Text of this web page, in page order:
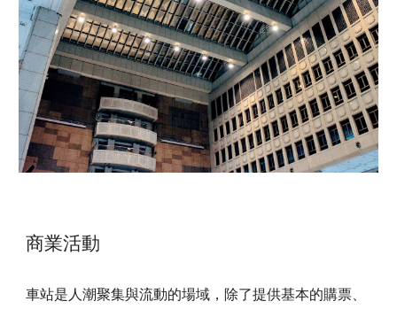
商業活動
車站是人潮聚集與流動的場域，除了提供基本的購票、